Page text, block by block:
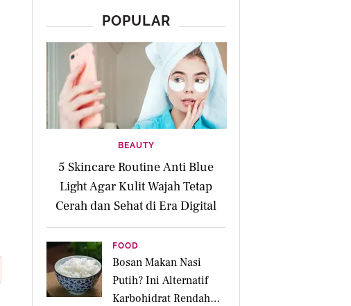
POPULAR
BEAUTY
5 Skincare Routine Anti Blue
Light Agar Kulit Wajah Tetap
Cerah dan Sehat di Era Digital
FOOD
Bosan Makan Nasi
Putih? Ini Alternatif
Karbohidrat Rendah